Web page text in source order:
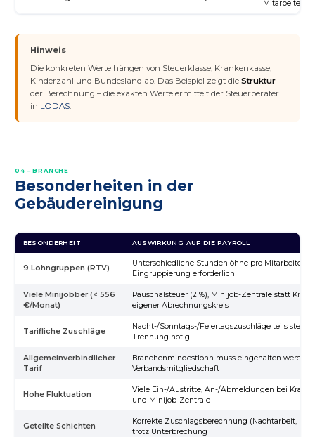
Mitarbeiter
Hinweis
Die konkreten Werte hängen von Steuerklasse, Krankenkasse,
Kinderzahl und Bundesland ab. Das Beispiel zeigt dieStruktur
der Berechnung – die exakten Werte ermittelt der Steuerberater
in LODAS.
04 – BRANCHE
Besonderheiten in der
Gebäudereinigung
BESONDERHEIT AUSWIRKUNG AUF DIE PAYROLL
9 Lohngruppen (RTV)
Unterschiedliche Stundenlöhne pro Mitarbeiter,
Eingruppierung erforderlich
Viele Minijobber (< 556
€/Monat)
Pauschalsteuer (2 %), Minijob-Zentrale statt
eigener Abrechnungskreis
Tarifliche Zuschläge
Nacht-/Sonntags-/Feiertagszuschläge teils
Trennung nötig
Allgemeinverbindlicher
Tarif
Branchenmindestlohn muss eingehalten werden,
Verbandsmitgliedschaft
Hohe Fluktuation
Viele Ein-/Austritte, An-/Abmeldungen bei
und Minijob-Zentrale
Geteilte Schichten
Korrekte Zuschlagsberechnung (Nachtarbeit,
trotz Unterbrechung